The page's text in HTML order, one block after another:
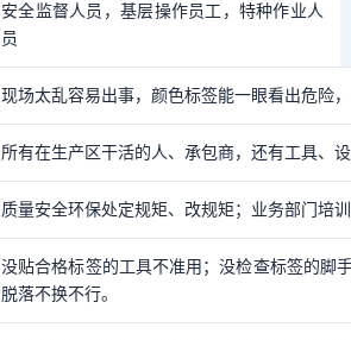
安全监督人员，基层操作员工，特种作业人
员
现场太乱容易出事，颜色标签能一眼看出危险
所有在生产区干活的人、承包商，还有工具、
质量安全环保处定规矩、改规矩；业务部门培
没贴合格标签的工具不准用；没检查标签的脚
脱落不换不行。